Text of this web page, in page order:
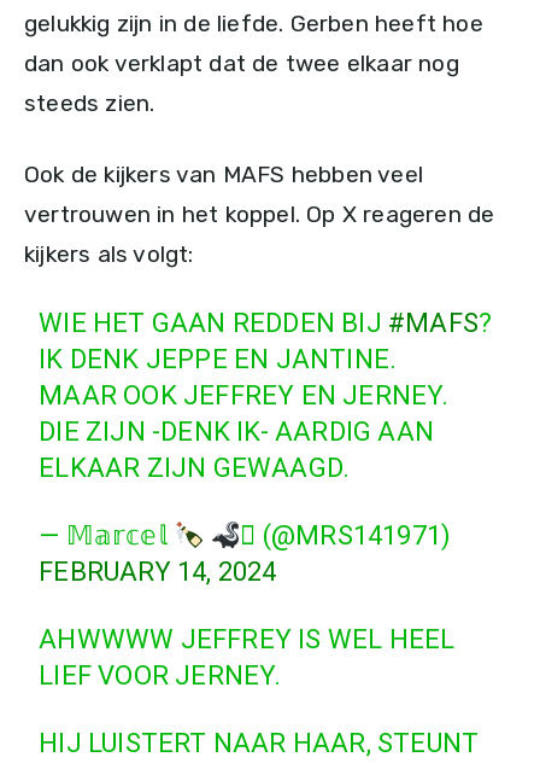
gelukkig zijn in de liefde. Gerben heeft hoe
dan ook verklapt dat de twee elkaar nog
steeds zien.
Ook de kijkers van MAFS hebben veel
vertrouwen in het koppel. Op X reageren de
kijkers als volgt:
WIE HET GAAN REDDEN BIJ #MAFS?
IK DENK JEPPE EN JANTINE.
MAAR OOK JEFFREY EN JERNEY.
DIE ZIJN -DENK IK- AARDIG AAN
ELKAAR ZIJN GEWAAGD.
— 𝕄𝕒𝕣𝕔𝕖𝕝
 (@MRS141971)
FEBRUARY 14, 2024
AHWWWW JEFFREY IS WEL HEEL
LIEF VOOR JERNEY.
HIJ LUISTERT NAAR HAAR, STEUNT